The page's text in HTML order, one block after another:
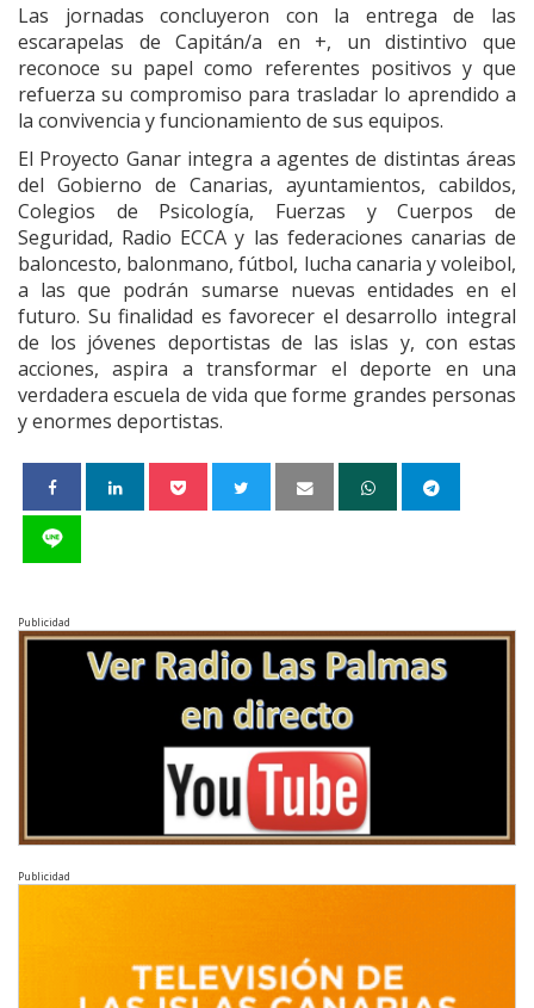
Las jornadas concluyeron con la entrega de las
escarapelas de Capitán/a en +, un distintivo que
reconoce su papel como referentes positivos y que
refuerza su compromiso para trasladar lo aprendido a
la convivencia y funcionamiento de sus equipos.
El Proyecto Ganar integra a agentes de distintas áreas
del Gobierno de Canarias, ayuntamientos, cabildos,
Colegios de Psicología, Fuerzas y Cuerpos de
Seguridad, Radio ECCA y las federaciones canarias de
baloncesto, balonmano, fútbol, lucha canaria y voleibol,
a las que podrán sumarse nuevas entidades en el
futuro. Su finalidad es favorecer el desarrollo integral
de los jóvenes deportistas de las islas y, con estas
acciones, aspira a transformar el deporte en una
verdadera escuela de vida que forme grandes personas
y enormes deportistas.
Publicidad
Publicidad